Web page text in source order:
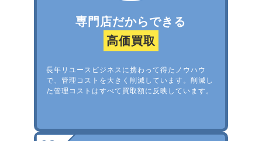
専門店だからできる
高価買取
長年リユースビジネスに携わって得たノウハウ
で、管理コストを大きく削減しています。削減し
た管理コストはすべて買取額に反映しています。